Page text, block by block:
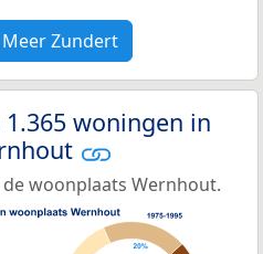
Meer Zundert
woningen in
woonplaats Wernhout.